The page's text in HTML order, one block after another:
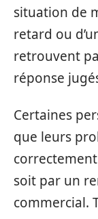
situation de
retard ou
retrouvent
réponse
Certaines
que leurs
soit par un
commercial.